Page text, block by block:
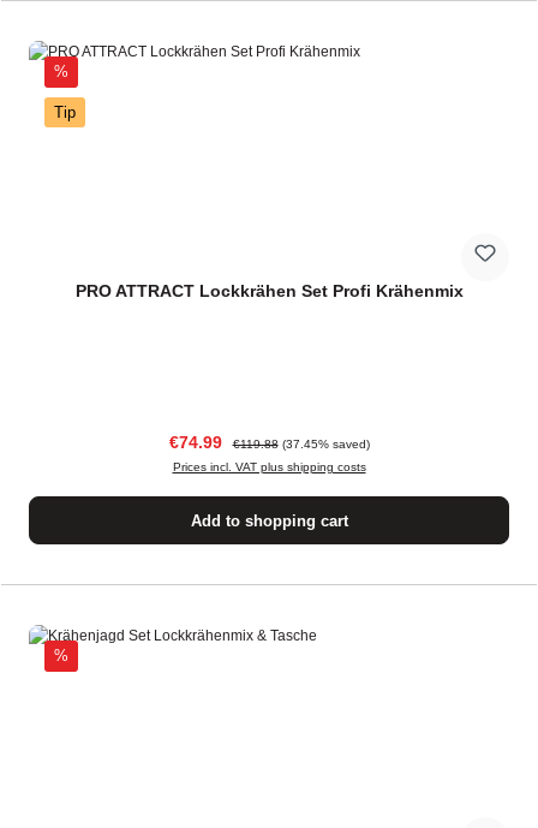
%Discount
Tip
PRO ATTRACT Lockkrähen Set Profi Krähenmix
Sale price:
€74.99 Regular price:
€119.88 (37.45% saved)
Prices incl. VAT plus shipping costs
Add to shopping cart
%Discount